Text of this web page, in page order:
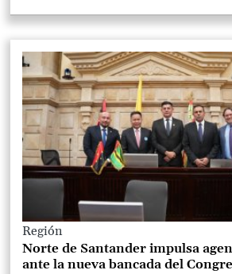
Región
Norte de Santander impulsa
ante la nueva bancada del